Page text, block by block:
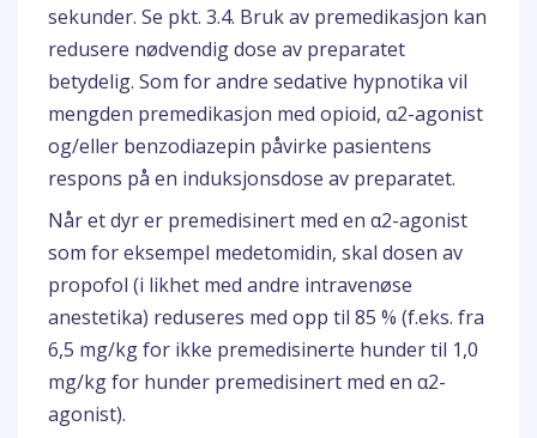
sekunder. Se pkt. 3.4. Bruk av premedikasjon kan
redusere nødvendig dose av preparatet
betydelig. Som for andre sedative hypnotika vil
mengden premedikasjon med opioid, α2-agonist
og/eller benzodiazepin påvirke pasientens
respons på en induksjonsdose av preparatet.
Når et dyr er premedisinert med en α2-agonist
som for eksempel medetomidin, skal dosen av
propofol (i likhet med andre intravenøse
anestetika) reduseres med opp til 85 % (f.eks. fra
6,5 mg/kg for ikke premedisinerte hunder til 1,0
mg/kg for hunder premedisinert med en α2-
agonist).